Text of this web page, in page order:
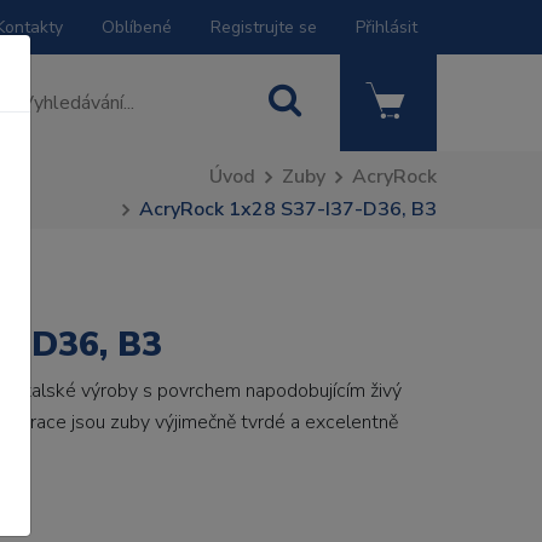
Oblíbené Registrujte se Přihlásit
Úvod Zuby
AcryRock
AcryRock 1x28 S37-I37-D36, B3
D36, B3
italské výroby s povrchem napodobujícím živý
jsou zuby výjimečně tvrdé a excelentně